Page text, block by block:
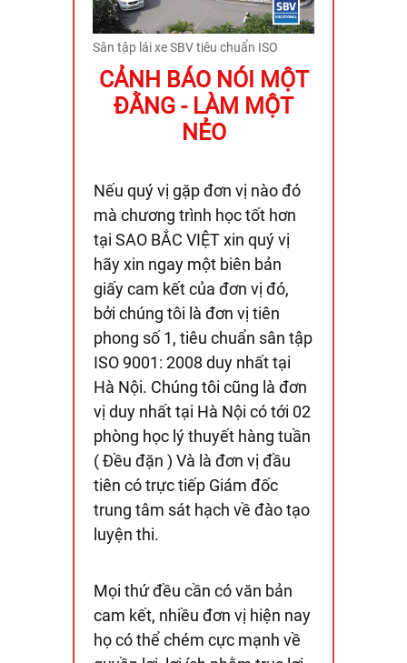
Sân tập lái xe SBV tiêu chuẩn ISO
CẢNH BÁO NÓI MỘT
ĐẰNG - LÀM MỘT
NẺO
Nếu quý vị gặp đơn vị nào đó
mà chương trình học tốt hơn
tại SAO BẮC VIỆT xin quý vị
hãy xin ngay một biên bản
giấy cam kết của đơn vị đó,
bởi chúng tôi là đơn vị tiên
phong số 1, tiêu chuẩn sân tập
ISO 9001: 2008 duy nhất tại
Hà Nội. Chúng tôi cũng là đơn
vị duy nhất tại Hà Nội có tới 02
phòng học lý thuyết hàng tuần
( Đều đặn ) Và là đơn vị đầu
tiên có trực tiếp Giám đốc
trung tâm sát hạch về đào tạo
luyện thi.
Mọi thứ đều cần có văn bản
cam kết, nhiều đơn vị hiện nay
họ có thể chém cực mạnh về